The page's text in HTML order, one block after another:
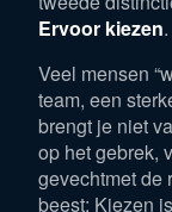
Ervoor kiezen.
Veel mensen
team, een
brengt je niet
op het gebrek,
gevechtmet de
beest: Kiezen